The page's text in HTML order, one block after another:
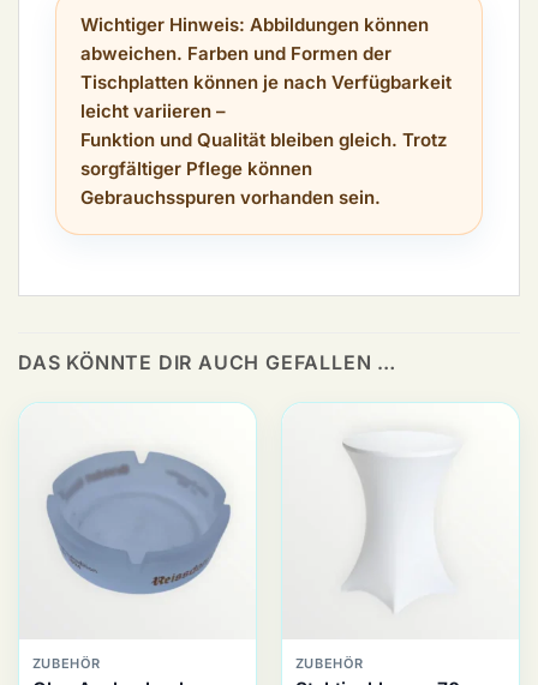
Wichtiger Hinweis: Abbildungen können
abweichen. Farben und Formen der
Tischplatten können je nach Verfügbarkeit
leicht variieren –
Funktion und Qualität bleiben gleich. Trotz
sorgfältiger Pflege können
Gebrauchsspuren vorhanden sein.
DAS KÖNNTE DIR AUCH GEFALLEN …
ZUBEHÖR ZUBEHÖR